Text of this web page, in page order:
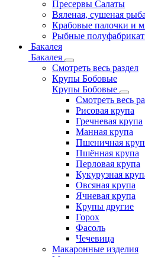
Пресервы Салаты
Вяленая, сушеная
Крабовые палочки и
Рыбные
Бакалея
Бакалея
Смотреть весь раздел
Крупы Бобовые
Крупы Бобовые
Смотреть весь
Рисовая крупа
Гречневая крупа
Манная крупа
Пшеничная
Пшённая крупа
Перловая крупа
Кукурузная
Овсяная крупа
Ячневая крупа
Крупы другие
Горох
Фасоль
Чечевица
Макаронные изделия